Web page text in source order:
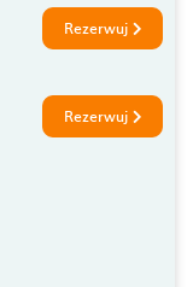
Rezerwuj
Rezerwuj